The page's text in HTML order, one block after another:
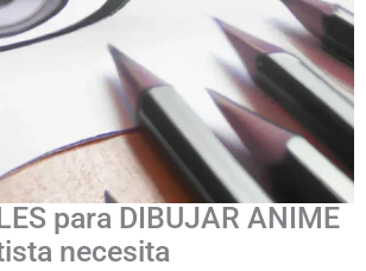
para DIBUJAR ANIME
necesita